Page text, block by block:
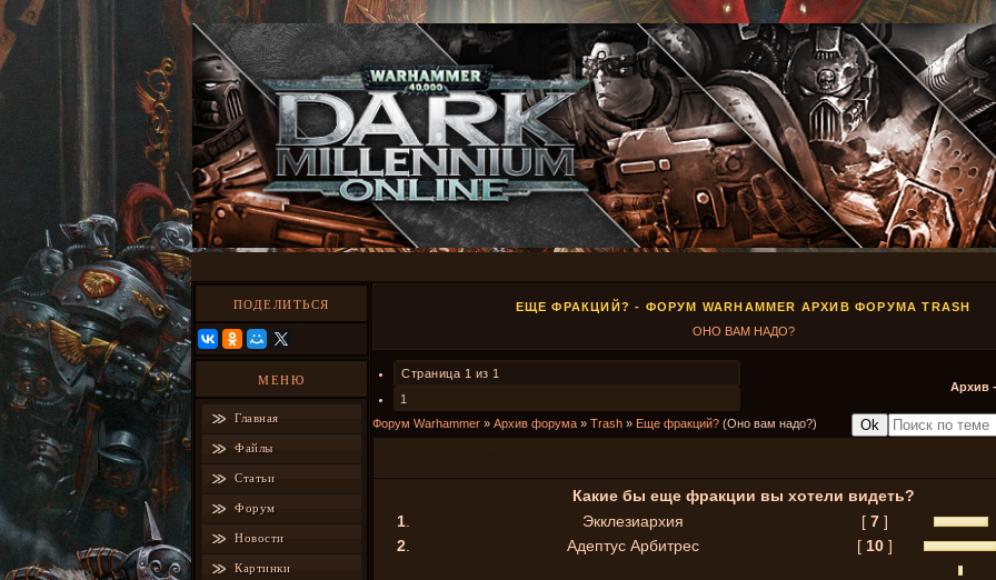
ПОДЕЛИТЬСЯ
МЕНЮ
Главная
Файлы
Статьи
Форум
Новости
Картинки
ЕЩЕ ФРАКЦИЙ? - ФОРУМ WARHAMMER АРХИВ ФОРУМА TRASH
ОНО ВАМ НАДО?
Страница 1 из 1
1
Архив
Форум Warhammer » Архив форума » Trash » Еще фракций? (Оно вам надо?)
Какие бы еще фракции вы хотели видеть?
1
Экклезиархия [ 7 ]
2
Адептус Арбитрес [ 10 ]